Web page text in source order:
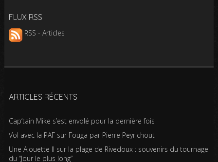
FLUX RSS
RSS - Articles
ARTICLES RÉCENTS
Cap’tain Mike s’est envolé pour la dernière fois
Vol avec la PAF sur Fouga par Pierre Peyrichout
Une Alouette II sur la plage de Rivedoux : souvenirs du tournage
du “Jour le plus long”